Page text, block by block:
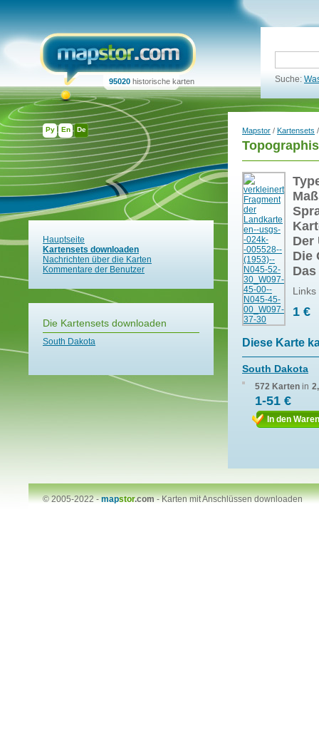
Ру En De
95020 historische karten Suche:
Hauptseite
Kartensets downloaden
Nachrichten über die Karten
Kommentare der Benutzer
Die Kartensets downloaden
South Dakota
Mapstor / Kartensets
Der
Die
1 €
Diese Karte
South Dakota
572 Karten in
1-51 €
In den
© 2005-2022 -mapstor.com-Karten mit Anschlüssen downloaden